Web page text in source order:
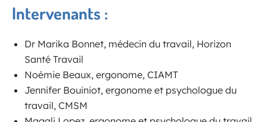
Intervenants :
Dr Marika Bonnet, médecin du travail, Horizon
Santé Travail
Noémie Beaux, ergonome, CIAMT
Jennifer Bouiniot, ergonome et psychologue du
travail, CMSM